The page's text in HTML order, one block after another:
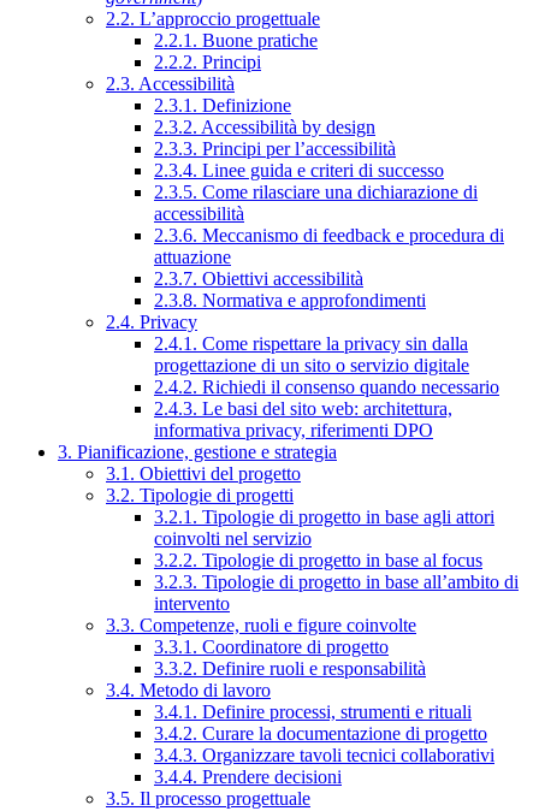
2.2. L’approccio progettuale
2.2.1. Buone pratiche
2.2.2. Principi
2.3. Accessibilità
2.3.1. Definizione
2.3.2. Accessibilità by design
2.3.3. Principi per l’accessibilità
2.3.4. Linee guida e criteri di successo
2.3.5. Come rilasciare una dichiarazione di
accessibilità
2.3.6. Meccanismo di feedback e procedura di
attuazione
2.3.7. Obiettivi accessibilità
2.3.8. Normativa e approfondimenti
2.4. Privacy
2.4.1. Come rispettare la privacy sin dalla
progettazione di un sito o servizio digitale
2.4.2. Richiedi il consenso quando necessario
2.4.3. Le basi del sito web: architettura,
informativa privacy, riferimenti DPO
3. Pianificazione, gestione e strategia
3.1. Obiettivi del progetto
3.2. Tipologie di progetti
3.2.1. Tipologie di progetto in base agli attori
coinvolti nel servizio
3.2.2. Tipologie di progetto in base al focus
3.2.3. Tipologie di progetto in base all’ambito di
intervento
3.3. Competenze, ruoli e figure coinvolte
3.3.1. Coordinatore di progetto
3.3.2. Definire ruoli e responsabilità
3.4. Metodo di lavoro
3.4.1. Definire processi, strumenti e rituali
3.4.2. Curare la documentazione di progetto
3.4.3. Organizzare tavoli tecnici collaborativi
3.4.4. Prendere decisioni
3.5. Il processo progettuale